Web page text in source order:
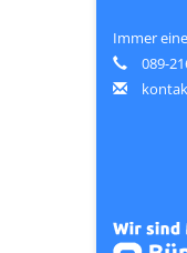
Immer
089-